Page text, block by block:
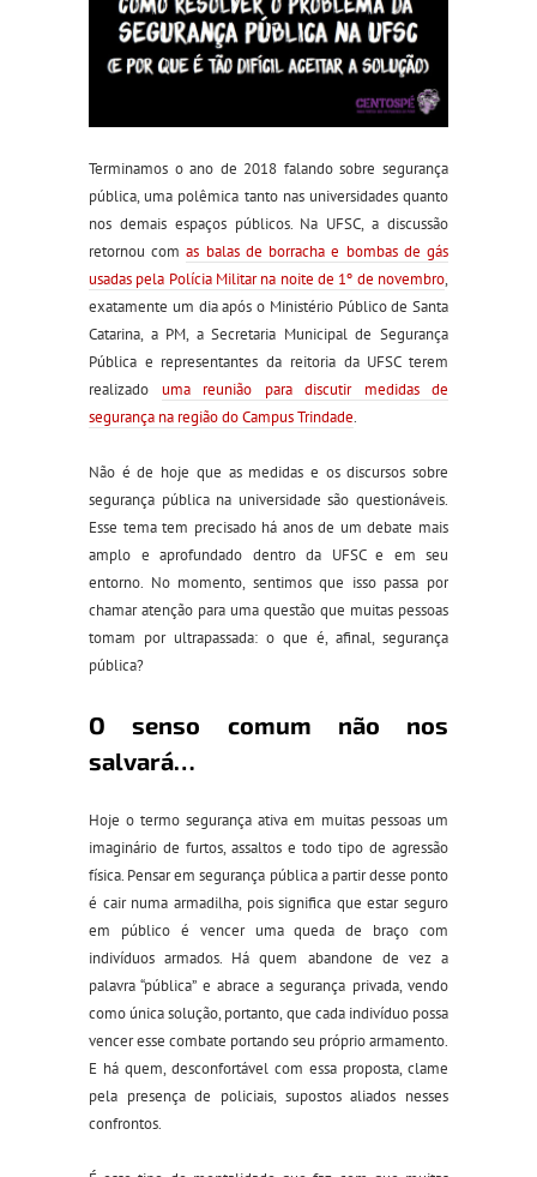
Terminamos o ano de 2018 falando sobre segurança
pública, uma polêmica tanto nas universidades quanto
nos demais espaços públicos. Na UFSC, a discussão
retornou comas balas de borracha e bombas de gás
usadas pela Polícia Militar na noite de 1º de novembro,
exatamente um dia após o Ministério Público de Santa
Catarina, a PM, a Secretaria Municipal de Segurança
Pública e representantes da reitoria da UFSC terem
realizado uma reunião para discutir medidas de
segurança na região do Campus Trindade.
Não é de hoje que as medidas e os discursos sobre
segurança pública na universidade são questionáveis.
Esse tema tem precisado há anos de um debate mais
amplo e aprofundado dentro da UFSC e em seu
entorno. No momento, sentimos que isso passa por
chamar atenção para uma questão que muitas pessoas
tomam por ultrapassada: o que é, afinal, segurança
pública?
O senso comum não nos
salvará…
Hoje o termo segurança ativa em muitas pessoas um
imaginário de furtos, assaltos e todo tipo de agressão
física. Pensar em segurança pública a partir desse ponto
é cair numa armadilha, pois significa que estar seguro
em público é vencer uma queda de braço com
indivíduos armados. Há quem abandone de vez a
palavra “pública” e abrace a segurança privada, vendo
como única solução, portanto, que cada indivíduo possa
vencer esse combate portando seu próprio armamento.
E há quem, desconfortável com essa proposta, clame
pela presença de policiais, supostos aliados nesses
confrontos.